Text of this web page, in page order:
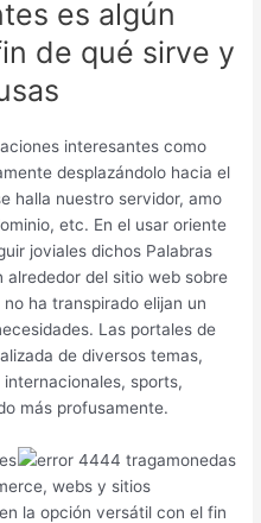
es algún
de qué sirve y
interesantes como
desplazándolo hacia el
halla nuestro servidor, amo
etc. En el usar oriente
joviales dichos Palabras
alrededor del sitio web sobre
ha transpirado elijan un
Las portales de
de diversos temas,
sports,
más profusamente.
webs y sitios
la opción versátil con el fin